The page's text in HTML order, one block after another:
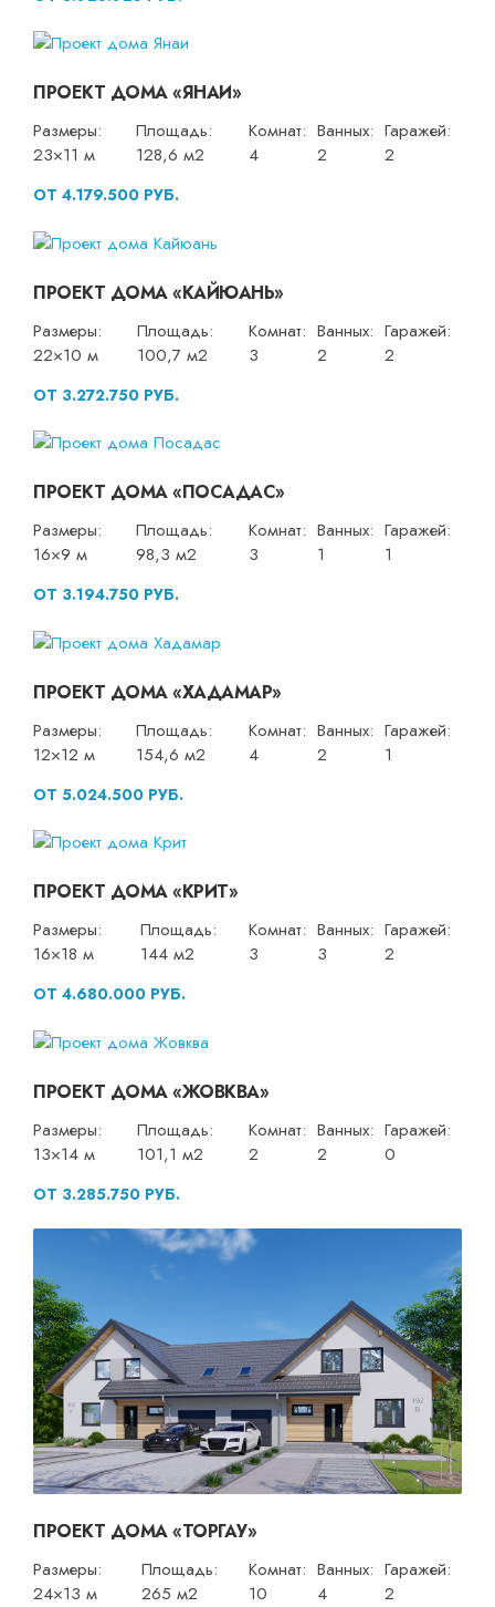
ПРОЕКТ ДОМА «ЯНАИ»
Размеры:
23×11 м
Площадь:
128,6 м2
Комнат:
4
Ванных:
2
Гаражей:
2
ОТ 4.179.500 РУБ.
ПРОЕКТ ДОМА «КАЙЮАНЬ»
Размеры:
22×10 м
Площадь:
100,7 м2
Комнат:
3
Ванных:
2
Гаражей:
2
ОТ 3.272.750 РУБ.
ПРОЕКТ ДОМА «ПОСАДАС»
Размеры:
16×9 м
Площадь:
98,3 м2
Комнат:
3
Ванных:
1
Гаражей:
1
ОТ 3.194.750 РУБ.
ПРОЕКТ ДОМА «ХАДАМАР»
Размеры:
12×12 м
Площадь:
154,6 м2
Комнат:
4
Ванных:
2
Гаражей:
1
ОТ 5.024.500 РУБ.
ПРОЕКТ ДОМА «КРИТ»
Размеры:
16×18 м
Площадь:
144 м2
Комнат:
3
Ванных:
3
Гаражей:
2
ОТ 4.680.000 РУБ.
ПРОЕКТ ДОМА «ЖОВКВА»
Размеры:
13×14 м
Площадь:
101,1 м2
Комнат:
2
Ванных:
2
Гаражей:
0
ОТ 3.285.750 РУБ.
ПРОЕКТ ДОМА «ТОРГАУ»
Размеры:
24×13 м
Площадь:
265 м2
Комнат:
10
Ванных:
4
Гаражей:
2